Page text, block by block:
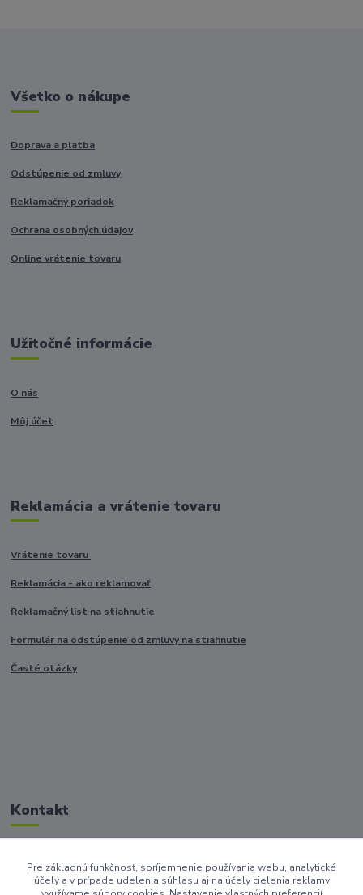
Všetko o nákupe
Doprava a platba
Odstúpenie od zmluvy
Reklamačný poriadok
Ochrana osobných údajov
Online vrátenie tovaru
Užitočné informácie
O nás
Môj účet
Reklamácia a vrátenie tovaru
Vrátenie tovaru
Reklamácia - ako reklamovať
Reklamačný list na stiahnutie
Formulár na odstúpenie od zmluvy na stiahnutie
Časté otázky
Kontakt
+421917682234
/Po-Pi 9-17 hod/
Pre základnú funkčnosť, spríjemnenie používania webu, analytické
účely a v prípade udelenia súhlasu aj na účely cielenia reklamy